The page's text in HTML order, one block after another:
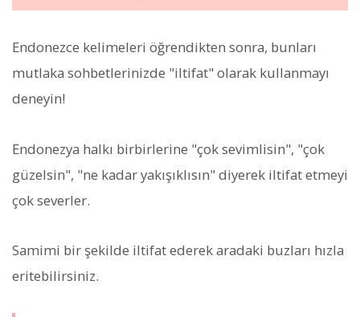
Endonezce kelimeleri öğrendikten sonra, bunları
mutlaka sohbetlerinizde "iltifat" olarak kullanmayı
deneyin!
Endonezya halkı birbirlerine "çok sevimlisin", "çok
güzelsin", "ne kadar yakışıklısın" diyerek iltifat etmeyi
çok severler.
Samimi bir şekilde iltifat ederek aradaki buzları hızla
eritebilirsiniz.